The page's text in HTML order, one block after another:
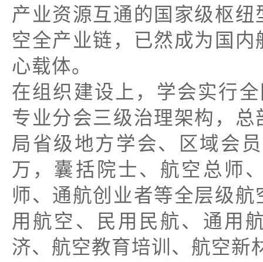
产业资源互通的国家级枢
空全产业链，已然成为国
心载体。
在组织建设上，学会实行
专业分会三级治理架构，
局省级地方学会、区域会
万，囊括院士、航空总师
师、通航创业者等全层级
用航空、民用民航、通用
济、航空教育培训、航空新